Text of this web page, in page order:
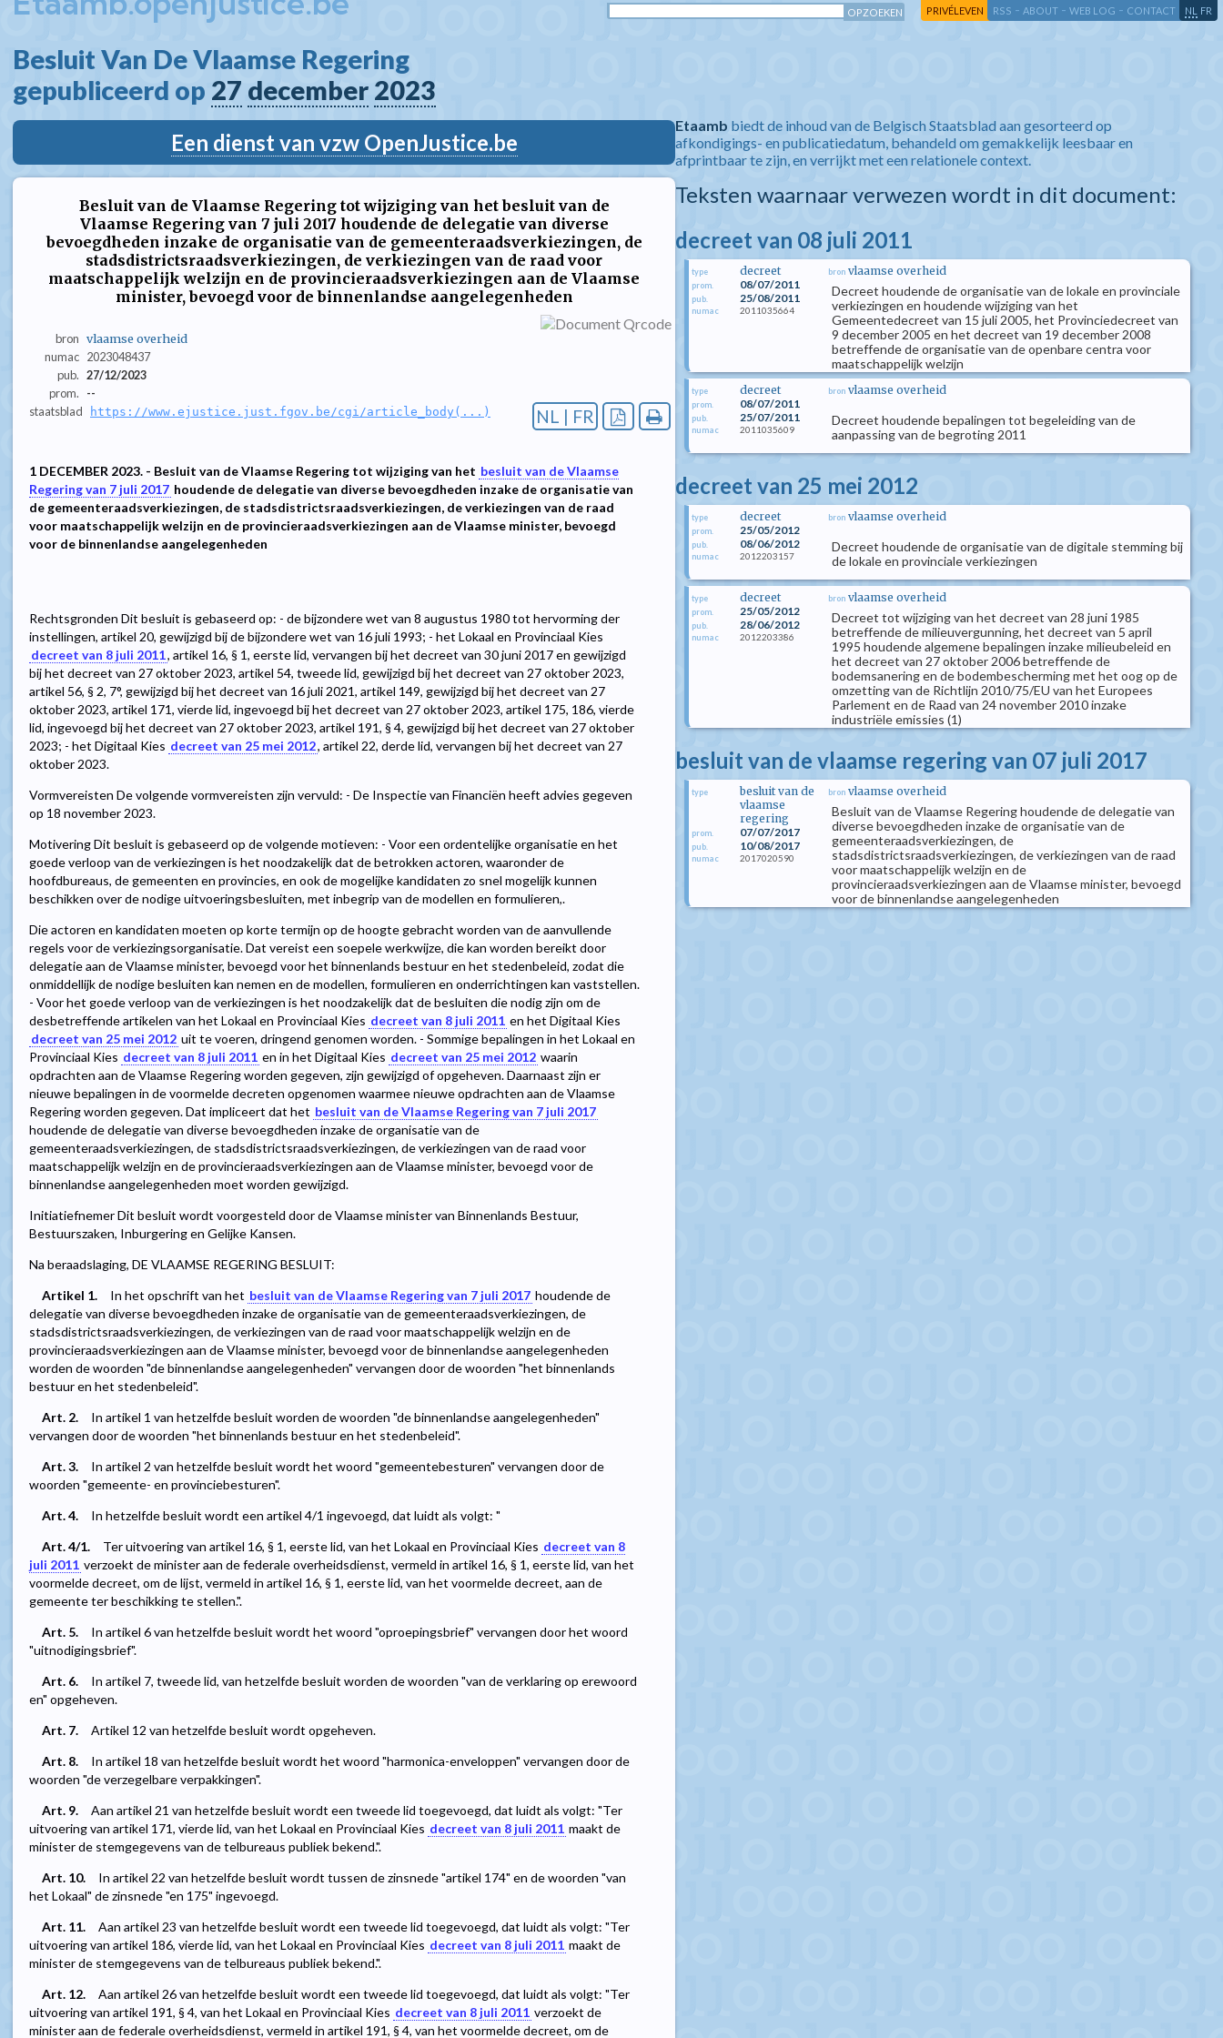
PRIVÉLEVEN RSS - ABOUT - WEB LOG - CONTACT NL FR
Besluit Van De Vlaamse Regering
gepubliceerd op 27 december 2023
Een dienst van vzw OpenJustice.be
Besluit van de Vlaamse Regering tot wijziging van het besluit van de
Vlaamse Regering van 7 juli 2017 houdende de delegatie van diverse
bevoegdheden inzake de organisatie van de gemeenteraadsverkiezingen, de
stadsdistrictsraadsverkiezingen, de verkiezingen van de raad voor
maatschappelijk welzijn en de provincieraadsverkiezingen aan de Vlaamse
minister, bevoegd voor de binnenlandse aangelegenheden
bron vlaamse overheid
numac 2023048437
pub. 27/12/2023
prom.
--
staatsblad
https://www.ejustice.just.fgov.be/cgi/article_body(...) NL | FR
1 DECEMBER 2023. - Besluit van de Vlaamse Regering tot wijziging van het besluit van de Vlaamse
Regering van 7 juli 2017 houdende de delegatie van diverse bevoegdheden inzake de organisatie van
de gemeenteraadsverkiezingen, de stadsdistrictsraadsverkiezingen, de verkiezingen van de raad
voor maatschappelijk welzijn en de provincieraadsverkiezingen aan de Vlaamse minister, bevoegd
voor de binnenlandse aangelegenheden
Rechtsgronden Dit besluit is gebaseerd op: - de bijzondere wet van 8 augustus 1980 tot hervorming der
instellingen, artikel 20, gewijzigd bij de bijzondere wet van 16 juli 1993; - het Lokaal en Provinciaal Kies
decreet van 8 juli 2011, artikel 16, § 1, eerste lid, vervangen bij het decreet van 30 juni 2017 en gewijzigd
bij het decreet van 27 oktober 2023, artikel 54, tweede lid, gewijzigd bij het decreet van 27 oktober 2023,
artikel 56, § 2, 7°, gewijzigd bij het decreet van 16 juli 2021, artikel 149, gewijzigd bij het decreet van 27
oktober 2023, artikel 171, vierde lid, ingevoegd bij het decreet van 27 oktober 2023, artikel 175, 186, vierde
lid, ingevoegd bij het decreet van 27 oktober 2023, artikel 191, § 4, gewijzigd bij het decreet van 27 oktober
2023; - het Digitaal Kies decreet van 25 mei 2012, artikel 22, derde lid, vervangen bij het decreet van 27
oktober 2023.
Vormvereisten De volgende vormvereisten zijn vervuld: - De Inspectie van Financiën heeft advies gegeven
op 18 november 2023.
Motivering Dit besluit is gebaseerd op de volgende motieven: - Voor een ordentelijke organisatie en het
goede verloop van de verkiezingen is het noodzakelijk dat de betrokken actoren, waaronder de
hoofdbureaus, de gemeenten en provincies, en ook de mogelijke kandidaten zo snel mogelijk kunnen
beschikken over de nodige uitvoeringsbesluiten, met inbegrip van de modellen en formulieren,.
Die actoren en kandidaten moeten op korte termijn op de hoogte gebracht worden van de aanvullende
regels voor de verkiezingsorganisatie. Dat vereist een soepele werkwijze, die kan worden bereikt door
delegatie aan de Vlaamse minister, bevoegd voor het binnenlands bestuur en het stedenbeleid, zodat die
onmiddellijk de nodige besluiten kan nemen en de modellen, formulieren en onderrichtingen kan vaststellen.
- Voor het goede verloop van de verkiezingen is het noodzakelijk dat de besluiten die nodig zijn om de
desbetreffende artikelen van het Lokaal en Provinciaal Kies decreet van 8 juli 2011 en het Digitaal Kies
decreet van 25 mei 2012 uit te voeren, dringend genomen worden. - Sommige bepalingen in het Lokaal en
Provinciaal Kies decreet van 8 juli 2011 en in het Digitaal Kies decreet van 25 mei 2012 waarin
opdrachten aan de Vlaamse Regering worden gegeven, zijn gewijzigd of opgeheven. Daarnaast zijn er
nieuwe bepalingen in de voormelde decreten opgenomen waarmee nieuwe opdrachten aan de Vlaamse
Regering worden gegeven. Dat impliceert dat het besluit van de Vlaamse Regering van 7 juli 2017
houdende de delegatie van diverse bevoegdheden inzake de organisatie van de
gemeenteraadsverkiezingen, de stadsdistrictsraadsverkiezingen, de verkiezingen van de raad voor
maatschappelijk welzijn en de provincieraadsverkiezingen aan de Vlaamse minister, bevoegd voor de
binnenlandse aangelegenheden moet worden gewijzigd.
Initiatiefnemer Dit besluit wordt voorgesteld door de Vlaamse minister van Binnenlands Bestuur,
Bestuurszaken, Inburgering en Gelijke Kansen.
Na beraadslaging, DE VLAAMSE REGERING BESLUIT:
Artikel 1.
In het opschrift van het besluit van de Vlaamse Regering van 7 juli 2017 houdende de
delegatie van diverse bevoegdheden inzake de organisatie van de gemeenteraadsverkiezingen, de
stadsdistrictsraadsverkiezingen, de verkiezingen van de raad voor maatschappelijk welzijn en de
provincieraadsverkiezingen aan de Vlaamse minister, bevoegd voor de binnenlandse aangelegenheden
worden de woorden "de binnenlandse aangelegenheden" vervangen door de woorden "het binnenlands
bestuur en het stedenbeleid".
Art. 2.
In artikel 1 van hetzelfde besluit worden de woorden "de binnenlandse aangelegenheden"
vervangen door de woorden "het binnenlands bestuur en het stedenbeleid".
Art. 3.
In artikel 2 van hetzelfde besluit wordt het woord "gemeentebesturen" vervangen door de
woorden "gemeente- en provinciebesturen".
Art. 4.
In hetzelfde besluit wordt een artikel 4/1 ingevoegd, dat luidt als volgt: "
Art. 4/1.
Ter uitvoering van artikel 16, § 1, eerste lid, van het Lokaal en Provinciaal Kies decreet van 8
juli 2011 verzoekt de minister aan de federale overheidsdienst, vermeld in artikel 16, § 1, eerste lid, van het
voormelde decreet, om de lijst, vermeld in artikel 16, § 1, eerste lid, van het voormelde decreet, aan de
gemeente ter beschikking te stellen.".
Art. 5.
In artikel 6 van hetzelfde besluit wordt het woord "oproepingsbrief" vervangen door het woord
"uitnodigingsbrief".
Art. 6.
In artikel 7, tweede lid, van hetzelfde besluit worden de woorden "van de verklaring op erewoord
en" opgeheven.
Art. 7.
Artikel 12 van hetzelfde besluit wordt opgeheven.
Art. 8.
In artikel 18 van hetzelfde besluit wordt het woord "harmonica-enveloppen" vervangen door de
woorden "de verzegelbare verpakkingen".
Art. 9.
Aan artikel 21 van hetzelfde besluit wordt een tweede lid toegevoegd, dat luidt als volgt: "Ter
uitvoering van artikel 171, vierde lid, van het Lokaal en Provinciaal Kies decreet van 8 juli 2011 maakt de
minister de stemgegevens van de telbureaus publiek bekend.".
Art. 10.
In artikel 22 van hetzelfde besluit wordt tussen de zinsnede "artikel 174" en de woorden "van
het Lokaal" de zinsnede "en 175" ingevoegd.
Art. 11.
Aan artikel 23 van hetzelfde besluit wordt een tweede lid toegevoegd, dat luidt als volgt: "Ter
uitvoering van artikel 186, vierde lid, van het Lokaal en Provinciaal Kies decreet van 8 juli 2011 maakt de
minister de stemgegevens van de telbureaus publiek bekend.".
Art. 12.
Aan artikel 26 van hetzelfde besluit wordt een tweede lid toegevoegd, dat luidt als volgt: "Ter
uitvoering van artikel 191, § 4, van het Lokaal en Provinciaal Kies decreet van 8 juli 2011 verzoekt de
minister aan de federale overheidsdienst, vermeld in artikel 191, § 4, van het voormelde decreet, om de
Etaamb biedt de inhoud van de Belgisch Staatsblad aan gesorteerd op
afkondigings- en publicatiedatum, behandeld om gemakkelijk leesbaar en
afprintbaar te zijn, en verrijkt met een relationele context.
Teksten waarnaar verwezen wordt in dit document:
decreet van 08 juli 2011
type decreet
prom. 08/07/2011
pub. 25/08/2011
numac 2011035664
bron vlaamse overheid
Decreet houdende de organisatie van de lokale en provinciale
verkiezingen en houdende wijziging van het
Gemeentedecreet van 15 juli 2005, het Provinciedecreet van
9 december 2005 en het decreet van 19 december 2008
betreffende de organisatie van de openbare centra voor
maatschappelijk welzijn
type decreet
prom. 08/07/2011
pub. 25/07/2011
numac 2011035609
bron vlaamse overheid
Decreet houdende bepalingen tot begeleiding van de
aanpassing van de begroting 2011
decreet van 25 mei 2012
type decreet
prom. 25/05/2012
pub. 08/06/2012
numac 2012203157
bron vlaamse overheid
Decreet houdende de organisatie van de digitale stemming bij
de lokale en provinciale verkiezingen
type decreet
prom. 25/05/2012
pub. 28/06/2012
numac 2012203386
bron vlaamse overheid
Decreet tot wijziging van het decreet van 28 juni 1985
betreffende de milieuvergunning, het decreet van 5 april
1995 houdende algemene bepalingen inzake milieubeleid en
het decreet van 27 oktober 2006 betreffende de
bodemsanering en de bodembescherming met het oog op de
omzetting van de Richtlijn 2010/75/EU van het Europees
Parlement en de Raad van 24 november 2010 inzake
industriële emissies (1)
besluit van de vlaamse regering van 07 juli 2017
type
besluit van de
vlaamse
regering
prom. 07/07/2017
pub. 10/08/2017
numac 2017020590
bron vlaamse overheid
Besluit van de Vlaamse Regering houdende de delegatie van
diverse bevoegdheden inzake de organisatie van de
gemeenteraadsverkiezingen, de
stadsdistrictsraadsverkiezingen, de verkiezingen van de raad
voor maatschappelijk welzijn en de
provincieraadsverkiezingen aan de Vlaamse minister, bevoegd
voor de binnenlandse aangelegenheden